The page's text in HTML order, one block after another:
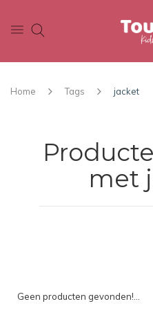
Home Tags
jacket
met
Geen producten gevonden!...